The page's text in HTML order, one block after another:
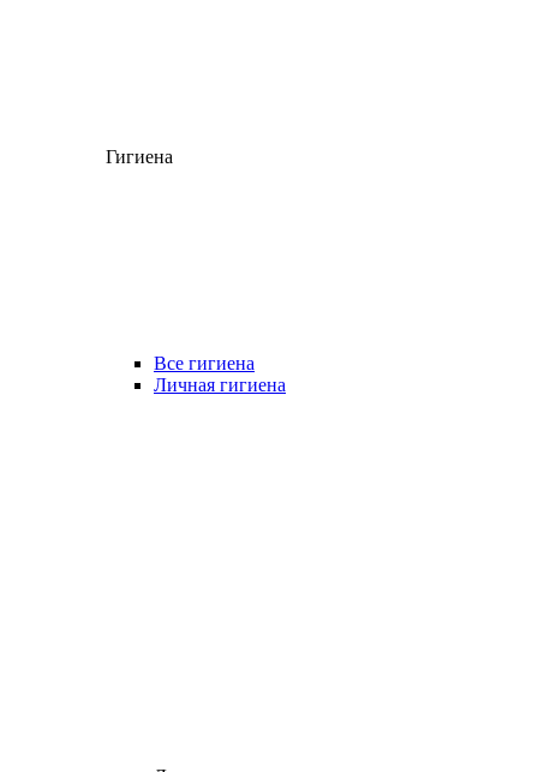
Гигиена
Все гигиена
Личная гигиена